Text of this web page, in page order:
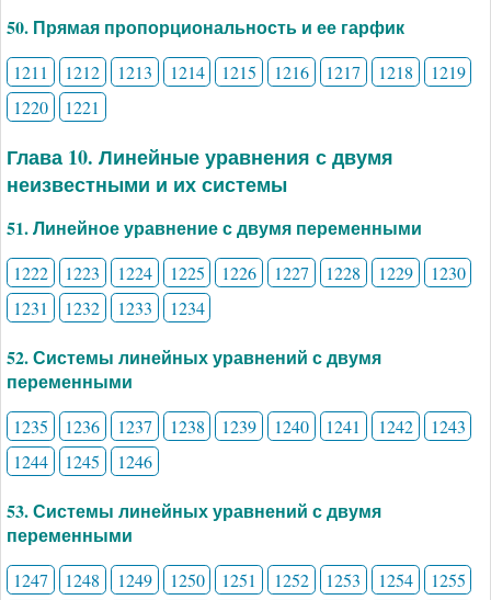
50. Прямая пропорциональность и ее гарфик
1211 1212 1213 1214 1215 1216 1217 1218
1219
1220
1221
Глава 10. Линейные уравнения с двумя
неизвестными и их системы
51. Линейное уравнение с двумя переменными
1222 1223 1224 1225 1226 1227 1228 1229
1230
1231
1232 1233 1234
52. Системы линейных уравнений с двумя
переменными
1235 1236 1237 1238 1239 1240 1241 1242
1243
1244
1245 1246
53. Системы линейных уравнений с двумя
переменными
1247 1248 1249 1250 1251 1252 1253 1254
1255